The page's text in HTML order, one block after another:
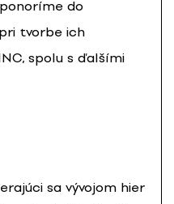
do
tvorbe ich
spolu s ďalšími
sa vývojom hier